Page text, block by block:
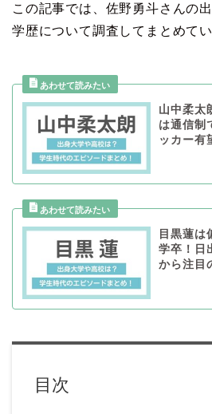
この記事では、佐野勇斗さんの
学歴について調査してまとめてい
山中柔太
は通信制
ッカー有
目黒蓮は
学卒！日
から注目
目次